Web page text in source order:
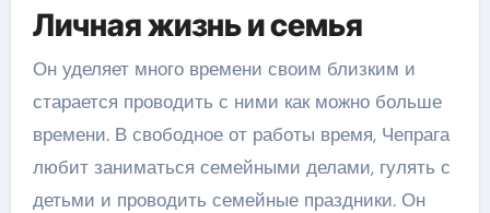
Личная жизнь и семья
Он уделяет много времени своим близким и
старается проводить с ними как можно больше
времени. В свободное от работы время, Чепрага
любит заниматься семейными делами, гулять с
детьми и проводить семейные праздники. Он